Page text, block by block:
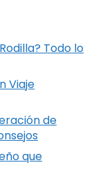
Todo lo
Viaje
de
que